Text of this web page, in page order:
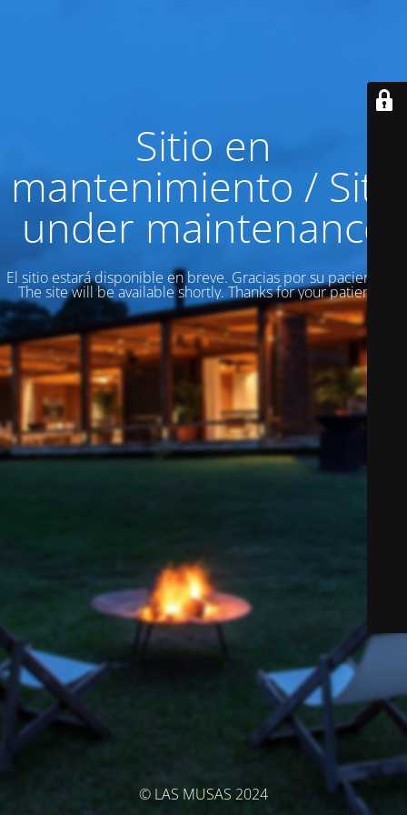
Sitio en
mantenimiento / Site
under maintenance
El sitio estará disponible en breve. Gracias por su paciencia! /
The site will be available shortly. Thanks for your patience!
© LAS MUSAS 2024